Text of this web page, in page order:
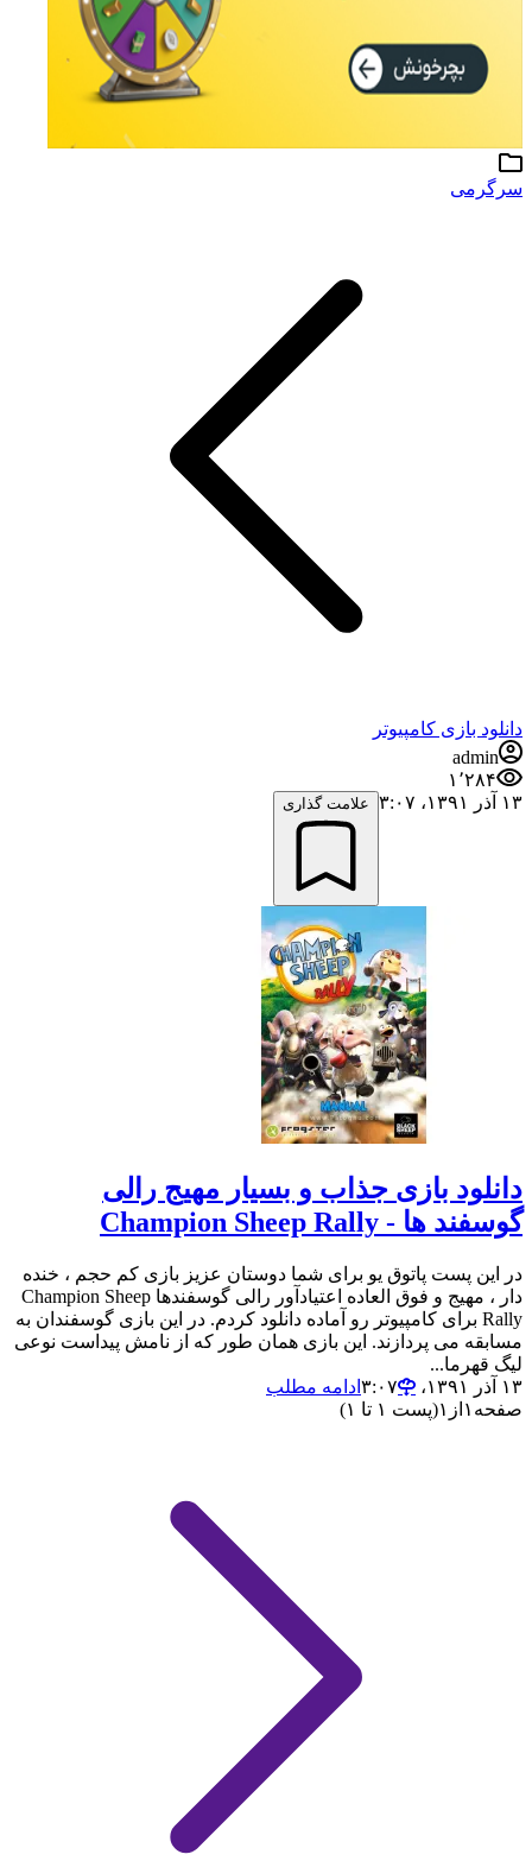
سرگرمی
دانلود بازی کامپیوتر
admin
۱٬۲۸۴
۱۳ آذر ۱۳۹۱،‏ ۳:۰۷
علامت گذاری
دانلود بازی جذاب و بسیار مهیج رالی
گوسفند ها - Champion Sheep Rally
در این پست پاتوق یو برای شما دوستان عزیز بازی کم حجم ، خنده
دار ، مهیج و فوق العاده اعتیادآور رالی گوسفندها Champion Sheep
Rally برای کامپیوتر رو آماده دانلود کردم. در این بازی گوسفندان به
مسابقه می پردازند. این بازی همان طور که از نامش پیداست نوعی
لیگ قهرما...
۱۳ آذر ۱۳۹۱،‏ ۳:۰۷
ادامه مطلب
صفحه ۱ از ۱(پست ۱ تا ۱)